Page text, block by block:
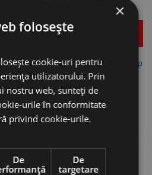
Mai multe detalii
Piulita-nit semihexagonale cap
tesit, otel zincat A3K, Bralo
favorite_border
Brands:Bralo
×
folosește
cookie-uri pentru
utilizatorului. Prin
nostru web, sunteți de
urile în conformitate
privind cookie-urile.
De
De
targetare